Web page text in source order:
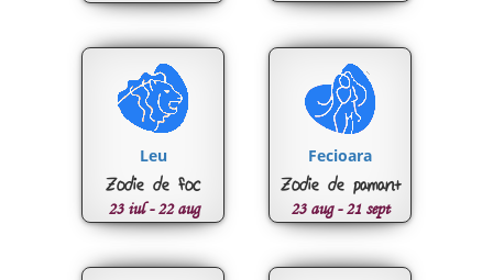
Leu
Zodie de foc
23 iul - 22 aug
Fecioara
Zodie de pamant
23 aug - 21 sept